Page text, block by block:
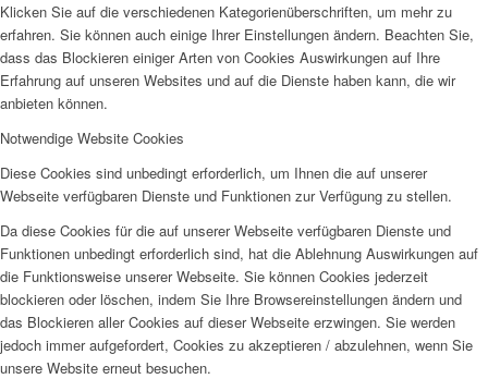
Klicken Sie auf die verschiedenen Kategorienüberschriften, um mehr zu
erfahren. Sie können auch einige Ihrer Einstellungen ändern. Beachten Sie,
dass das Blockieren einiger Arten von Cookies Auswirkungen auf Ihre
Erfahrung auf unseren Websites und auf die Dienste haben kann, die wir
anbieten können.
Notwendige Website Cookies
Diese Cookies sind unbedingt erforderlich, um Ihnen die auf unserer
Webseite verfügbaren Dienste und Funktionen zur Verfügung zu stellen.
Da diese Cookies für die auf unserer Webseite verfügbaren Dienste und
Funktionen unbedingt erforderlich sind, hat die Ablehnung Auswirkungen auf
die Funktionsweise unserer Webseite. Sie können Cookies jederzeit
blockieren oder löschen, indem Sie Ihre Browsereinstellungen ändern und
das Blockieren aller Cookies auf dieser Webseite erzwingen. Sie werden
jedoch immer aufgefordert, Cookies zu akzeptieren / abzulehnen, wenn Sie
unsere Website erneut besuchen.